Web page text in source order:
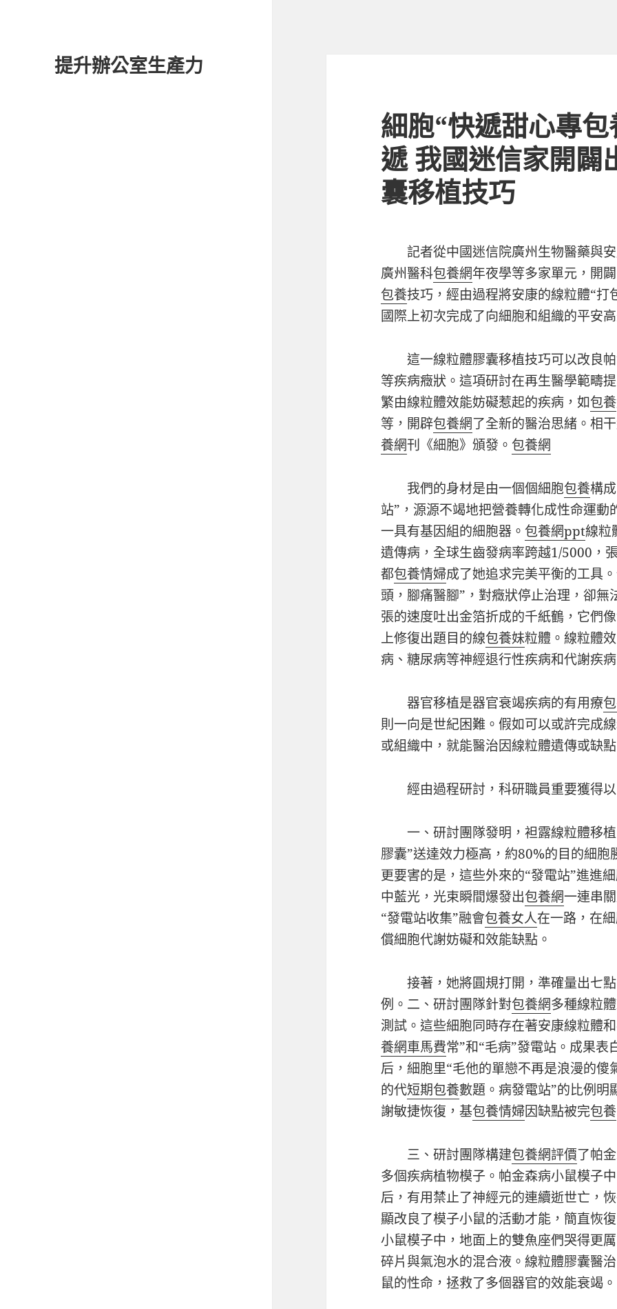
提升辦公室生產力
細胞“快遞甜心專
遞 我國迷信家開闢
囊移植技巧
記者從中國迷信院廣州生物醫藥與
廣州醫科包養網年夜學等多家單元，開
包養技巧，經由過程將安康的線粒體“打
國際上初次完成了向細胞和組織的平安
這一線粒體膠囊移植技巧可以改良
等疾病癥狀。這項研討在再生醫學範疇
繁由線粒體效能妨礙惹起的疾病，如包養
等，開辟包養網了全新的醫治思緒。相
養網刊《細胞》頒發。 包養網
我們的身材是由一個個細胞包養構
站”，源源不竭地把營養轉化成性命運
一具有基因組的細胞器。 包養網ppt線粒
遺傳病，全球生齒發病率跨越1/5000，
都包養情婦成了她追求完美平衡的工具
頭，腳痛醫腳”，對癥狀停止治理，卻
張的速度吐出金箔折成的千紙鶴，它們
上修復出題目的線包養妹粒體。線粒體
病、糖尿病等神經退行性疾病和代謝疾
器官移植是器官衰竭疾病的有用療
則一向是世紀困難。假如可以或許完成
或組織中，就能醫治因線粒體遺傳或缺
經由過程研討，科研職員重要獲得
一、研討團隊發明，袒露線粒體移
膠囊”送達效力極高，約80%的目的細胞
更要害的是，這些外來的“發電站”進進
中藍光，光束瞬間爆發出包養網一連串
“發電站收集”融會包養女人在一路，在
償細胞代謝妨礙和效能缺點。
接著，她將圓規打開，準確量出七
例。二、研討團隊針對包養網多種線粒
測試。這些細胞同時存在著安康線粒體
養網車馬費常”和“毛病”發電站。成果表
后，細胞里“毛他的單戀不再是浪漫的
的代短期包養數題。病發電站”的比例明
謝敏捷恢復，基包養情婦因缺點被完包養
三、研討團隊構建包養網評價了帕
多個疾病植物模子。帕金森病小鼠模子
后，有用禁止了神經元的連續逝世亡，
顯改良了模子小鼠的活動才能，簡直恢
小鼠模子中，地面上的雙魚座們哭得更
碎片與氣泡水的混合液。線粒體膠囊醫
鼠的性命，拯救了多個器官的效能衰竭。